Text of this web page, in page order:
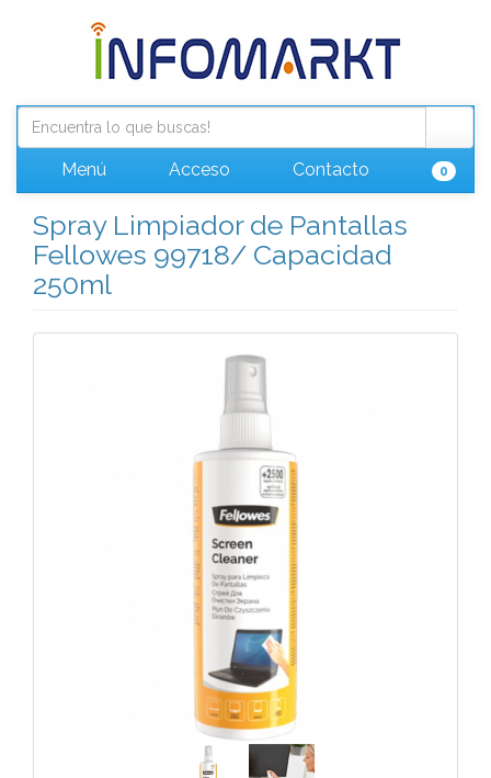
Menú Acceso Contacto 0
Spray Limpiador de Pantallas
Fellowes 99718/ Capacidad
250ml